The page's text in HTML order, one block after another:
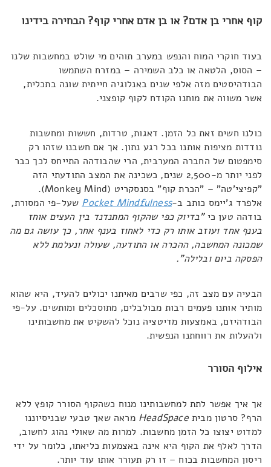
קוף אחרי בן אדם? או בן אדם אחרי קוף? הבחירה בידינו
בעוד חוקרי המוח והנפש במערב תוהים מי שולט במחשבות שלנו
– הסוס, הלטאה או כלב השמירה – במזרח השתמשו
הבודהיסטים מזה אלפי שנים באנלוגיה חייתית שונה בתכלית,
אשר משווה את מוחנו הקודח לקוף קופצני.
כולנו חשים זאת כל הזמן. דאגות, טרדות, חששות ומחשבות
נודדות מציפות אותנו בכל רגע נתון. אך אם חשבנו שזהו רק
סימפטום של החברה המערבית, הרי שהבודהה התייחס לכך כבר
לפני יותר מ-2,500 שנים, כשכינה את המצב התודעתי הזה
"קפיצי'טה" – "הכרת קוף" בסנסקריט (Monkey Mind).
אלפרד ג'יימס כותב ב-Pocket Mindfulness שעל-פי המסורת,
בודהה טען כי"בדיוק כפי שהקוף המתנדנד בין העצים אוחז
בענף אחד ועוזב אותו רק כדי לאחוז בענף אחר, כך עושה גם מה
שמכונה המחשבה, ההכרה או התודעה, שעולה ונעלמת ללא
הפסקה ביום ובלילה".
הבעיה עם מצב זה, כפי שרבים מאיתנו יכולים להעיד, היא שהוא
מותיר אותנו פעמים רבות מבולבלים, מתוסכלים ומותשים. על-פי
הבודהיזם, באמצעות מדיטציה נוכל להשקיט את מחשבותינו
ולהעלות את רווחתנו הנפשית.
אילוף הסורר
אך איך אפשר לתת למחשבותינו מנוח כשהקוף הסורר קופץ ללא
הרף? סרטון מביתHeadSpace מראה שאך טבעי שבניסיוננו
למדוט יצוצו כל הזמן מחשבות. למרות מה שאולי נהוג לחשוב,
הדרך לאלף את הקוף היא אינה באצמעות כליאתו, כלומר על ידי
ריסון המחשבות בכוח – זו רק תעורר אותו עוד יותר.